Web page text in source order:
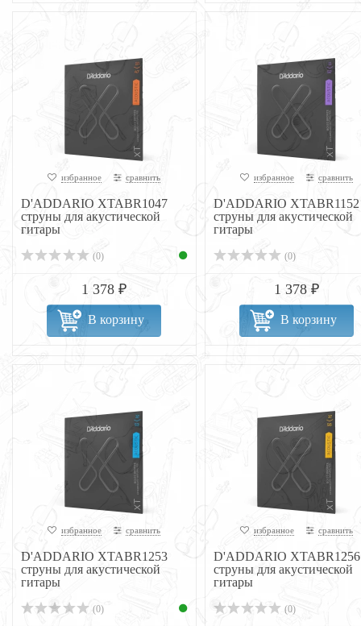
избранное сравнить
D'ADDARIO XTABR1047
струны для акустической
гитары
(0)
1 378 ₽
В корзину
избранное сравнить
D'ADDARIO XTABR1152
струны для акустической
гитары
(0)
1 378 ₽
В корзину
избранное сравнить
D'ADDARIO XTABR1253
струны для акустической
гитары
(0)
избранное сравнить
D'ADDARIO XTABR1256
струны для акустической
гитары
(0)